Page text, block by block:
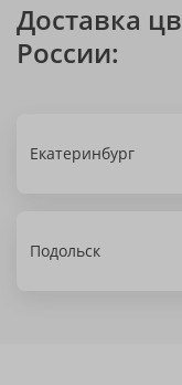
Доставка
России:
Екатеринбург
Подольск